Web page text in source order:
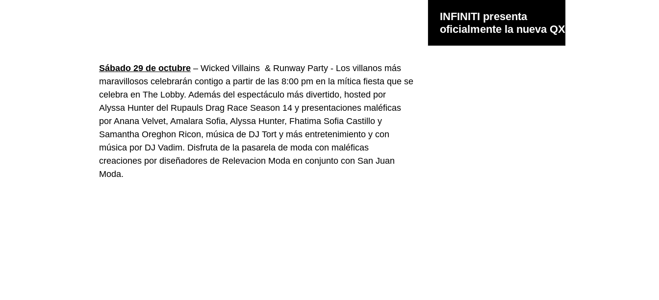
Sábado 29 de octubre – Wicked Villains  & Runway Party - Los villanos más
maravillosos celebrarán contigo a partir de las 8:00 pm en la mítica fiesta que se
celebra en The Lobby. Además del espectáculo más divertido, hosted por
Alyssa Hunter del Rupauls Drag Race Season 14 y presentaciones maléficas
por Anana Velvet, Amalara Sofia, Alyssa Hunter, Fhatima Sofia Castillo y
Samantha Oreghon Ricon, música de DJ Tort y más entretenimiento y con
música por DJ Vadim. Disfruta de la pasarela de moda con maléficas
creaciones por diseñadores de Relevacion Moda en conjunto con San Juan
Moda.
INFINITI presenta
oficialmente la nueva QX65